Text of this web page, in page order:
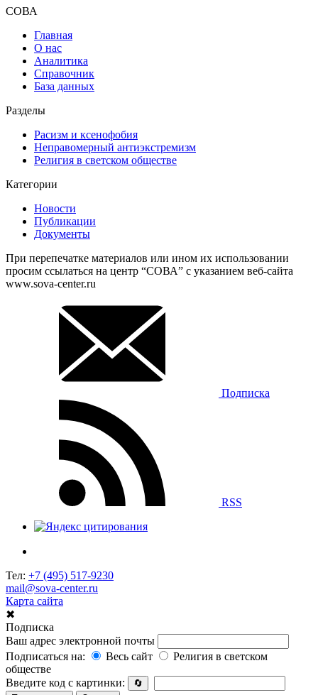
СОВА
Главная
О нас
Аналитика
Справочник
База данных
Разделы
Расизм и ксенофобия
Неправомерный антиэкстремизм
Религия в светском обществе
Категории
Новости
Публикации
Документы
При перепечатке материалов или ином их использовании
просим ссылаться на центр “СОВА” с указанием веб-сайта
www.sova-center.ru
Подписка
RSS
Тел: +7 (495) 517-9230
mail@sova-center.ru
Карта сайта
✖
Подписка
Ваш адрес электронной почты
Подписаться на:
Весь сайт
Религия в светском
обществе
Введите код с картинки:
🔄